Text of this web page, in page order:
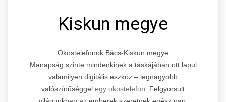
Kiskun megye
Okostelefonok Bács-Kiskun megye
Manapság szinte mindenkinek a táskájában ott lapul
valamilyen digitális eszköz – legnagyobb
valószínűséggel egy okostelefon.
Felgyorsult